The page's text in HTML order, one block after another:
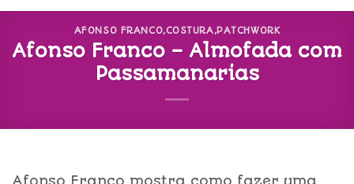
AFONSO FRANCO,COSTURA,PATCHWORK
Afonso Franco – Almofada com
Passamanarias
Afonso Franco mostra como fazer uma